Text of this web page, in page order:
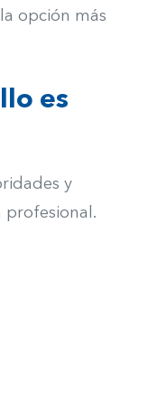
opción más
es
y
profesional.